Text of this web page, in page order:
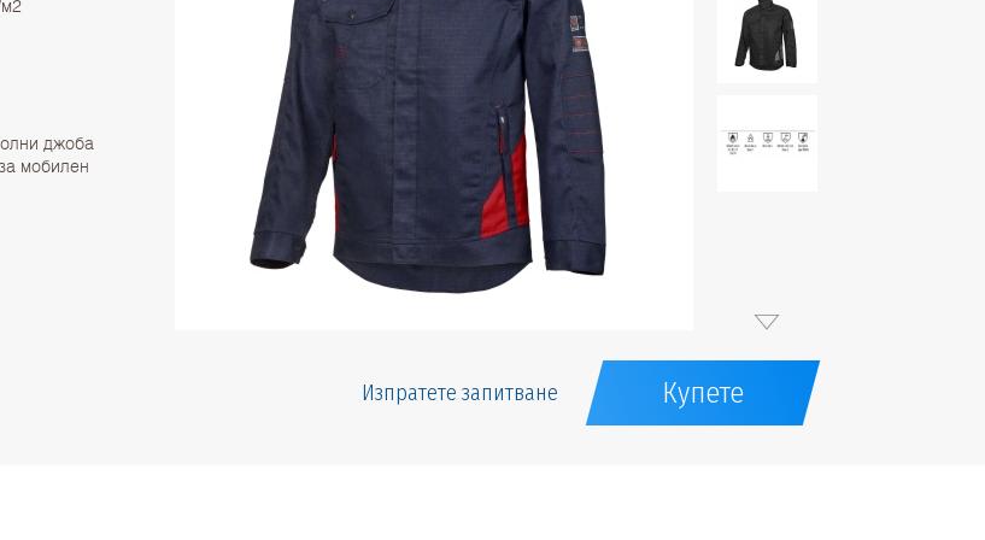
джоба
мобилен
Изпратете запитване Купете